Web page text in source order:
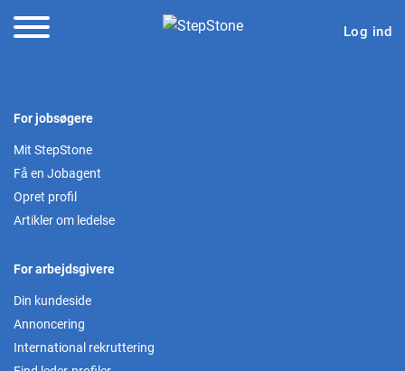
Log ind
For jobsøgere
Mit StepStone
Få en Jobagent
Opret profil
Artikler om ledelse
For arbejdsgivere
Din kundeside
Annoncering
International rekruttering